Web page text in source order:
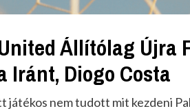
Állítólag Újra
Iránt, Diogo Costa
játékos nem tudott mit kezdeni